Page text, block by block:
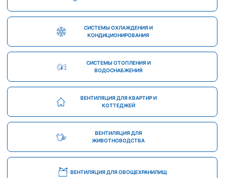
СИСТЕМЫ ОХЛАЖДЕНИЯ И
КОНДИЦИОНИРОВАНИЯ
СИСТЕМЫ ОТОПЛЕНИЯ И
ВОДОСНАБЖЕНИЯ
ВЕНТИЛЯЦИЯ ДЛЯ КВАРТИР И
КОТТЕДЖЕЙ
ВЕНТИЛЯЦИЯ ДЛЯ
ЖИВОТНОВОДСТВА
ВЕНТИЛЯЦИЯ ДЛЯ ОВОЩЕХРАНИЛИЩ